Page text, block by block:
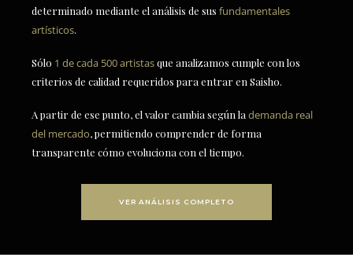
determinado mediante el análisis de sus fundamentales
artísticos.
Sólo 1 de cada 500 artistasque analizamos cumple con los
criterios de calidad requeridos para entrar en Saisho.
A partir de ese punto, el valor cambia según la demanda real
del mercado, permitiendo comprender de forma
transparente cómo evoluciona con el tiempo.
VER ANÁLISIS COMPLETO